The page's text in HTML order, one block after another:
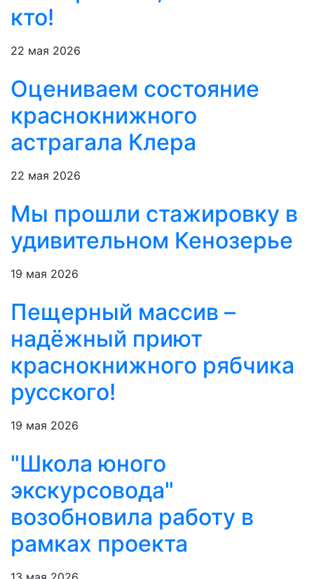
кто!
22 мая 2026
Оцениваем состояние
краснокнижного
астрагала Клера
22 мая 2026
Мы прошли стажировку в
удивительном Кенозерье
19 мая 2026
Пещерный массив –
надёжный приют
краснокнижного рябчика
русского!
19 мая 2026
"Школа юного
экскурсовода"
возобновила работу в
рамках проекта